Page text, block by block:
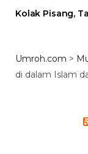
Kolak Pisang,
Umroh.com >
di dalam Islam